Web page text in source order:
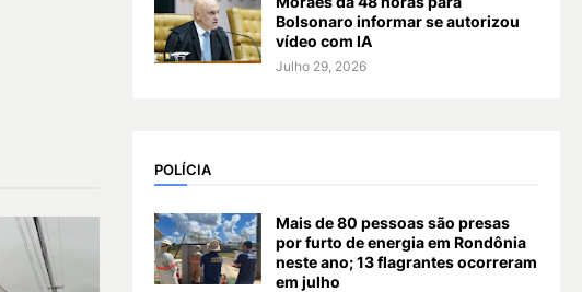
Bolsonaro informar se autorizou
vídeo com IA
Julho 29, 2026
POLÍCIA
Mais de 80 pessoas são presas
por furto de energia em Rondônia
neste ano; 13 flagrantes ocorreram
em julho